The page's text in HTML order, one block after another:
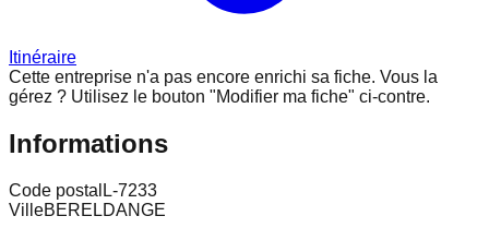
Itinéraire
Cette entreprise n'a pas encore enrichi sa fiche. Vous la
gérez ? Utilisez le bouton "Modifier ma fiche" ci-contre.
Informations
Code postal L-7233
VilleBERELDANGE